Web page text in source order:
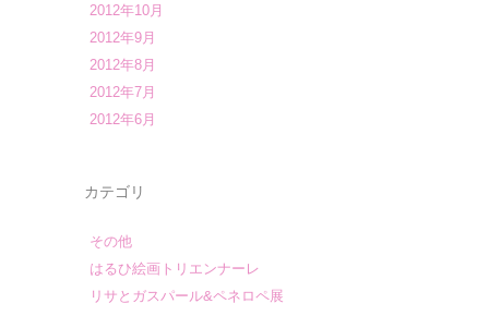
2012年10月
2012年9月
2012年8月
2012年7月
2012年6月
カテゴリ
その他
はるひ絵画トリエンナーレ
リサとガスパール&ペネロペ展